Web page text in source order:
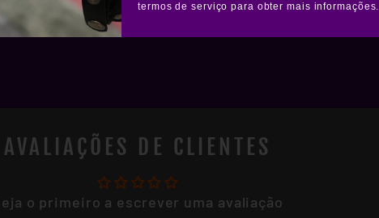
termos de serviço para obter mais informações.
AVALIAÇÕES DE CLIENTES
o primeiro a escrever uma avaliação